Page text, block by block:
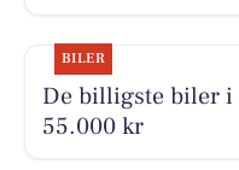
BILER
De billigste biler i
55.000 kr